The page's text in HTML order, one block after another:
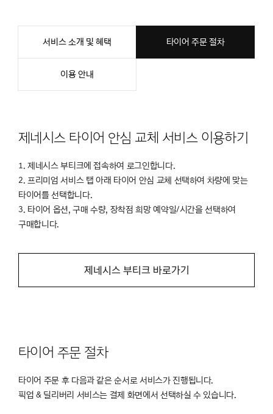
서비스 소개 및 혜택 타이어 주문 절차
이용 안내
제네시스 타이어 안심 교체 서비스 이용하기
1. 제네시스 부티크에 접속하여 로그인합니다.
2. 프리미엄 서비스 탭 아래 타이어 안심 교체 선택하여 차량에 맞는
타이어를 선택합니다.
3. 타이어 옵션, 구매 수량, 장착점 희망 예약일/시간을 선택하여
구매합니다.
제네시스 부티크 바로가기
타이어 주문 절차
타이어 주문 후 다음과 같은 순서로 서비스가 진행됩니다.
픽업 & 딜리버리 서비스는 결제 화면에서 선택하실 수 있습니다.